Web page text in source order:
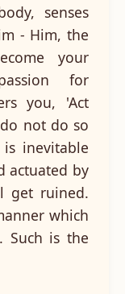
senses
- Him, the
your
for
you, 'Act
not do so
inevitable
actuated by
get ruined.
which
Such is the